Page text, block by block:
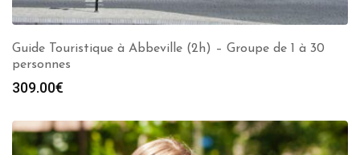
Guide Touristique à Abbeville (2h) – Groupe de 1 à 30
personnes
309.00€